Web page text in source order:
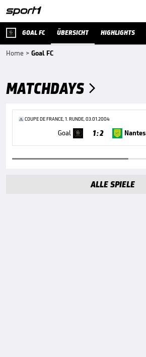
GOAL FC ÜBERSICHT HIGHLIGHTS
Home > Goal FC
MATCHDAYS 
COUPE DE FRANCE, 1. RUNDE, 03.01.2004
Goal 1 : 2 Nantes
ALLE SPIELE